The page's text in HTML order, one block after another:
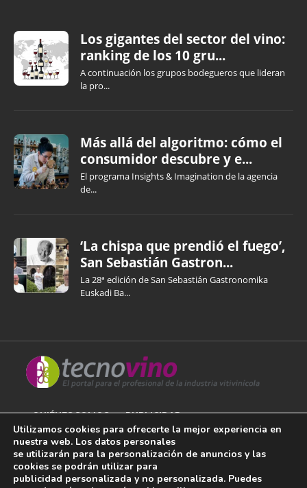
Los gigantes del sector del vino:
ranking de los 10 gru...
A continuación los grupos bodegueros que lideran
la pro...
Más allá del algoritmo: cómo el
consumidor descubre y e...
El programa Insights & Imagination de la agencia
de...
‘La chispa que prendió el fuego’,
San Sebastián Gastron...
La 28ª edición de San Sebastián Gastronomika
Euskadi Ba...
QUIÉNES SOMOS PUBLICIDAD
AVISO LEGAL
POLÍTICA DE COOKIES
Utilizamos cookies para ofrecerte la mejor experiencia en
nuestra web. Los datos personales
se utilizarán para la personalización de anuncios y las
cookies se podrán utilizar para
publicidad personalizada y no personalizada. Puedes